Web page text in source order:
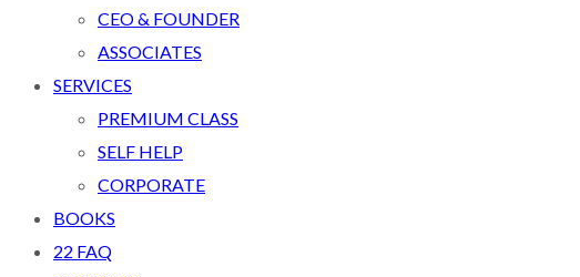
CEO & FOUNDER
ASSOCIATES
SERVICES
PREMIUM CLASS
SELF HELP
CORPORATE
BOOKS
22 FAQ